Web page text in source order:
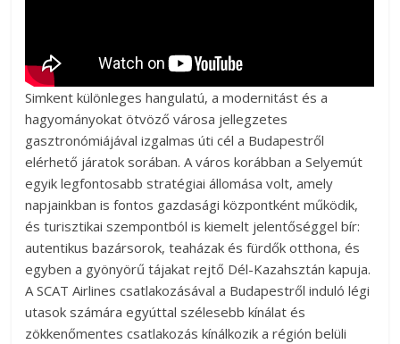
Simkent különleges hangulatú, a modernitást és a
hagyományokat ötvöző városa jellegzetes
gasztronómiájával izgalmas úti cél a Budapestről
elérhető járatok sorában. A város korábban a Selyemút
egyik legfontosabb stratégiai állomása volt, amely
napjainkban is fontos gazdasági központként működik,
és turisztikai szempontból is kiemelt jelentőséggel bír:
autentikus bazársorok, teaházak és fürdők otthona, és
egyben a gyönyörű tájakat rejtő Dél-Kazahsztán kapuja.
A SCAT Airlines csatlakozásával a Budapestről induló légi
utasok számára egyúttal szélesebb kínálat és
zökkenőmentes csatlakozás kínálkozik a régión belüli